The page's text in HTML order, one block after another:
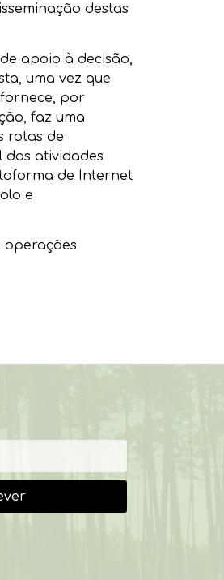
destas
apoio à decisão,
uma vez que
por
faz uma
rotas de
das atividades
de Internet
e
operações